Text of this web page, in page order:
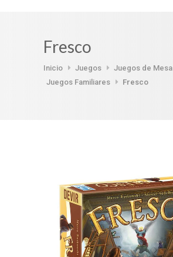
Fresco
Inicio Juegos
Juegos de Mesa
Juegos Familiares
Fresco